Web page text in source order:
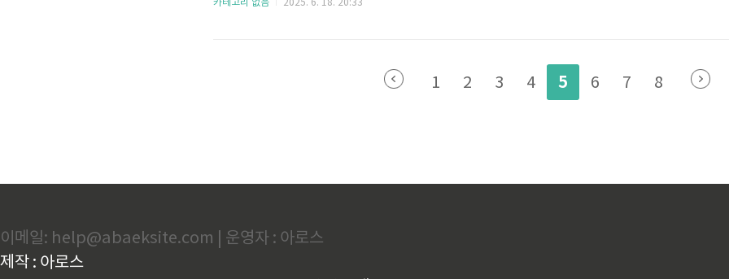
다. 특히 베이컨, 생선, 닭고기 등을 조리한 후 잔여물이 남아 있으면 다음 요리할 때 구수함이 아니
라 탄 내음이 진하게 풍기게 되죠.② 곰..
카테고리 없음 2025. 6. 18. 20:33
1 2 3 4 5 6 7 8
이메일: help@abaeksite.com | 운영자 : 아로스
제작 : 아로스